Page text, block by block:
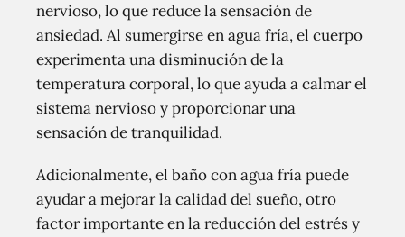
nervioso, lo que reduce la sensación de
ansiedad. Al sumergirse en agua fría, el cuerpo
experimenta una disminución de la
temperatura corporal, lo que ayuda a calmar el
sistema nervioso y proporcionar una
sensación de tranquilidad.
Adicionalmente, el baño con agua fría puede
ayudar a mejorar la calidad del sueño, otro
factor importante en la reducción del estrés y